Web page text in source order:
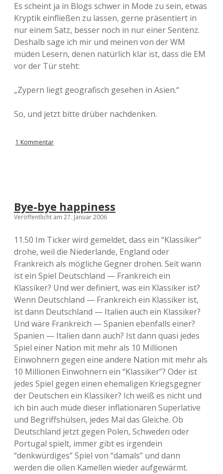
Es scheint ja in Blogs schwer in Mode zu sein, etwas
Kryptik einfließen zu lassen, gerne präsentiert in
nur einem Satz, besser noch in nur einer Sentenz.
Deshalb sage ich mir und meinen von der WM
müden Lesern, denen natürlich klar ist, dass die EM
vor der Tür steht:
„Zypern liegt geografisch gesehen in Asien.“
So, und jetzt bitte drüber nachdenken.
1 Kommentar
Bye-bye happiness
Veröffentlicht am 27. Januar 2006
11.50 Im Ticker wird gemeldet, dass ein “Klassiker”
drohe, weil die Niederlande, England oder
Frankreich als mögliche Gegner drohen. Seit wann
ist ein Spiel Deutschland — Frankreich ein
Klassiker? Und wer definiert, was ein Klassiker ist?
Wenn Deutschland — Frankreich ein Klassiker ist,
ist dann Deutschland — Italien auch ein Klassiker?
Und wäre Frankreich — Spanien ebenfalls einer?
Spanien — Italien dann auch? Ist dann quasi jedes
Spiel einer Nation mit mehr als 10 Millionen
Einwohnern gegen eine andere Nation mit mehr als
10 Millionen Einwohnern ein “Klassiker”? Oder ist
jedes Spiel gegen einen ehemaligen Kriegsgegner
der Deutschen ein Klassiker? Ich weiß es nicht und
ich bin auch müde dieser inflationären Superlative
und Begriffshülsen, jedes Mal das Gleiche. Ob
Deutschland jetzt gegen Polen, Schweden oder
Portugal spielt, immer gibt es irgendein
“denkwürdiges” Spiel von “damals” und dann
werden die ollen Kamellen wieder aufgewärmt.